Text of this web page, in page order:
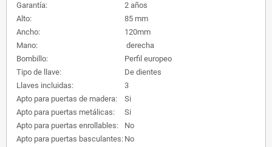
Garantía:
2 años
Alto:
85 mm
Ancho:
120mm
Mano:
derecha
Bombillo:
Perfil europeo
Tipo de llave:
De dientes
Llaves incluidas:
3
Apto para puertas de madera:
Si
Apto para puertas metálicas:
Si
Apto para puertas enrollables:
No
Apto para puertas basculantes: No